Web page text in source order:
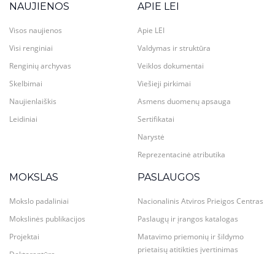
NAUJIENOS
Visos naujienos
Visi renginiai
Renginių archyvas
Skelbimai
Naujienlaiškis
Leidiniai
APIE LEI
Apie LEI
Valdymas ir struktūra
Veiklos dokumentai
Viešieji pirkimai
Asmens duomenų apsauga
Sertifikatai
Narystė
Reprezentacinė atributika
MOKSLAS
Mokslo padaliniai
Mokslinės publikacijos
Projektai
PASLAUGOS
Nacionalinis Atviros Prieigos Centras
Paslaugų ir įrangos katalogas
Matavimo priemonių ir šildymo
prietaisų atitikties įvertinimas